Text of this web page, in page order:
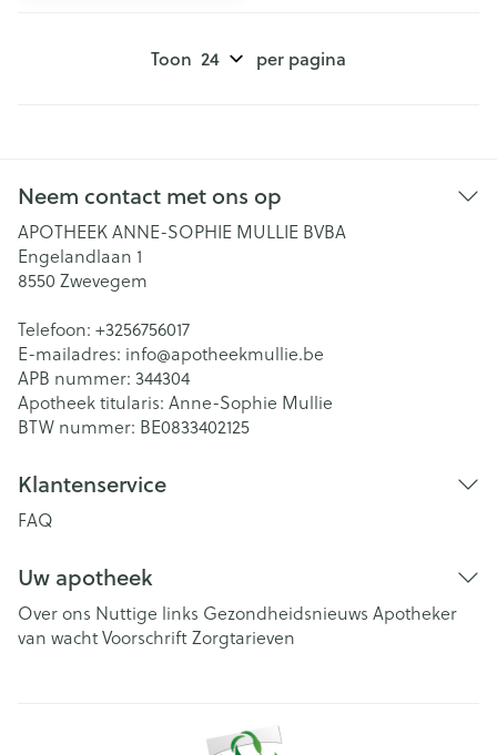
Toon per pagina
Neem contact met ons op
APOTHEEK ANNE-SOPHIE MULLIE BVBA
Engelandlaan 1
8550 Zwevegem
Telefoon: +3256756017
E-mailadres: info@apotheekmullie.be
APB nummer: 344304
Apotheek titularis: Anne-Sophie Mullie
BTW nummer: BE0833402125
Klantenservice
FAQ
Uw apotheek
Over ons Nuttige links Gezondheidsnieuws Apotheker
van wachtVoorschriftZorgtarieven